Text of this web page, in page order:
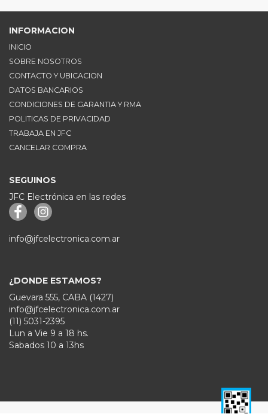
INFORMACION
INICIO
SOBRE NOSOTROS
CONTACTO Y UBICACION
DATOS BANCARIOS
CONDICIONES DE GARANTIA Y RMA
POLITICAS DE PRIVACIDAD
TRABAJA EN JFC
CANCELAR COMPRA
SEGUINOS
JFC Electrónica en las redes
info@jfcelectronica.com.ar
¿DONDE ESTAMOS?
Guevara 555, CABA (1427)
info@jfcelectronica.com.ar
(11) 5031-2395
Lun a Vie 9 a 18 hs.
Sabados 10 a 13hs